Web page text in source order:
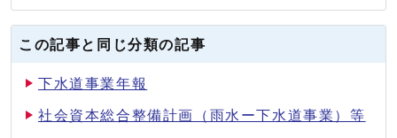
この記事と同じ分類の記事
下水道事業年報
社会資本総合整備計画（雨水ー下水道事業）等